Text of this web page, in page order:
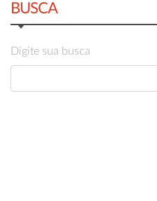
BUSCA
Digite sua busca